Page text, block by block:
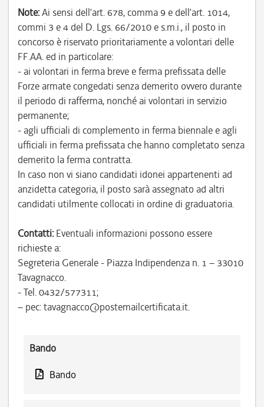
Note:Ai sensi dell’art. 678, comma 9 e dell’art. 1014,
commi 3 e 4 del D. Lgs. 66/2010 e s.m.i., il posto in
concorso è riservato prioritariamente a volontari delle
FF.AA. ed in particolare:
- ai volontari in ferma breve e ferma prefissata delle
Forze armate congedati senza demerito ovvero durante
il periodo di rafferma, nonché ai volontari in servizio
permanente;
- agli ufficiali di complemento in ferma biennale e agli
ufficiali in ferma prefissata che hanno completato senza
demerito la ferma contratta.
In caso non vi siano candidati idonei appartenenti ad
anzidetta categoria, il posto sarà assegnato ad altri
candidati utilmente collocati in ordine di graduatoria.
Contatti: Eventuali informazioni possono essere
richieste a:
Segreteria Generale - Piazza Indipendenza n. 1 – 33010
Tavagnacco.
- Tel. 0432/577311;
– pec: tavagnacco@postemailcertificata.it.
Bando
Bando